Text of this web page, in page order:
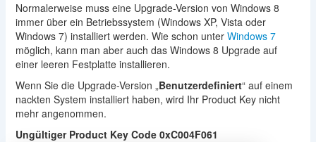
Normalerweise muss eine Upgrade-Version von Windows 8
immer über ein Betriebssystem (Windows XP, Vista oder
Windows 7) installiert werden. Wie schon unter Windows 7
möglich, kann man aber auch das Windows 8 Upgrade auf
einer leeren Festplatte installieren.
Wenn Sie die Upgrade-Version „Benutzerdefiniert“ auf einem
nackten System installiert haben, wird Ihr Product Key nicht
mehr angenommen.
Ungültiger Product Key Code 0xC004F061